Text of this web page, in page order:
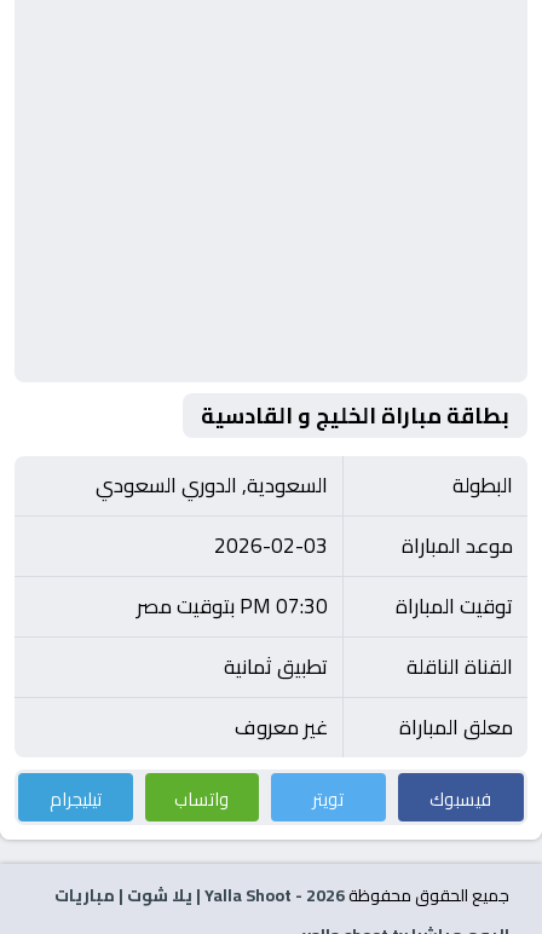
بطاقة مباراة الخليج و القادسية
البطولة
السعودية, الدوري السعودي
موعد المباراة
2026-02-03
توقيت المباراة
07:30 PM بتوقيت مصر
القناة الناقلة
تطبيق ثمانية
معلق المباراة
غير معروف
فيسبوك تويتر واتساب تيليجرام
جميع الحقوق محفوظة2026
- Yalla Shoot | يلا شوت | مباريات